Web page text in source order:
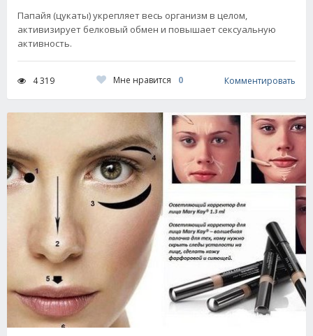
Папайя (цукаты) укрепляет весь организм в целом,
активизирует белковый обмен и повышает сексуальную
активность.
4 319 Мне нравится 0 Комментировать